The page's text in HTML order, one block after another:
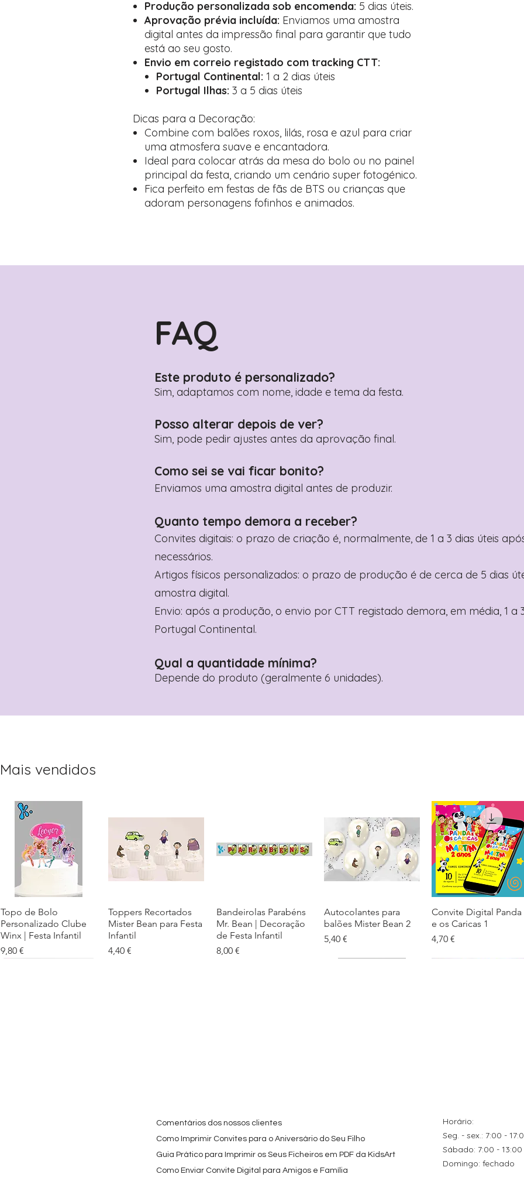
Produção personalizada sob encomenda: 5 dias úteis.
Aprovação prévia incluída: Enviamos uma amostra
digital antes da impressão final para garantir que tudo
está ao seu gosto.
Envio em correio registado com tracking CTT:
Portugal Continental: 1 a 2 dias úteis
Portugal Ilhas: 3 a 5 dias úteis
Dicas para a Decoração:
Combine com balões roxos, lilás, rosa e azul para criar
uma atmosfera suave e encantadora.
Ideal para colocar atrás da mesa do bolo ou no painel
principal da festa, criando um cenário super fotogénico.
Fica perfeito em festas de fãs de BTS ou crianças que
adoram personagens fofinhos e animados.
FAQ
Este produto é personalizado?
Sim, adaptamos com nome, idade e tema da festa.
Posso alterar depois de ver?
Sim, pode pedir ajustes antes da aprovação final.
Como sei se vai ficar bonito?
Enviamos uma amostra digital antes de produzir.
Quanto tempo demora a receber?
Convites digitais: o prazo de criação é, normalmente, de 1 a 3 dias úteis
necessários.
Artigos físicos personalizados: o prazo de produção é de cerca de 5 dias
amostra digital.
Envio: após a produção, o envio por CTT registado demora, em média, 1 a
Portugal Continental.
Qual a quantidade mínima?
Depende do produto (geralmente 6 unidades).
Mais vendidos
Visualização rápida
Topo de Bolo
Personalizado Clube
Winx | Festa Infantil
Preço
9,80 €
Visualização rápida
Toppers Recortados
Mister Bean para Festa
Infantil
Preço
4,40 €
Visualização rápida
Bandeirolas Parabéns
Mr. Bean | Decoração
de Festa Infantil
Preço
8,00 €
Visualização rápida
Autocolantes para
balões Mister Bean 2
Preço
5,40 €
Visualização rápida
Convite Digital Panda
e os Caricas 1
Preço
4,70 €
Preço
4,40 €
Comentários dos nossos clientes
Como Imprimir Convites para o Aniversário do Seu Filho
Guia Prático para Imprimir os Seus Ficheiros em PDF da KidsArt
Como Enviar Convite Digital para Amigos e Família
Horário:
Seg. - sex.: 7:00 -
​​Sábado: 7:00 - 13:00
​Domingo: fechado